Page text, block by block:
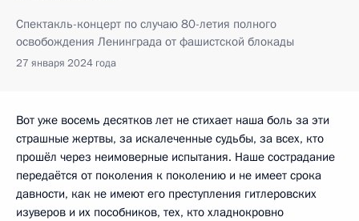
Спектакль-концерт по случаю 80-летия полного
освобождения Ленинграда от фашистской блокады
27 января 2024 года
Вот уже восемь десятков лет не стихает наша боль за эти
страшные жертвы, за искалеченные судьбы, за всех, кто
прошёл через неимоверные испытания. Наше сострадание
передаётся от поколения к поколению и не имеет срока
давности, как не имеют его преступления гитлеровских
изуверов и их пособников, тех, кто хладнокровно